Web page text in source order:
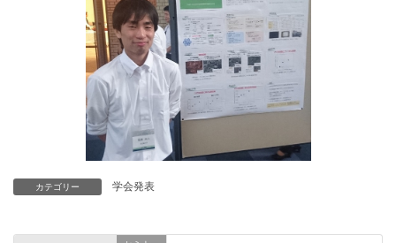
カテゴリー 学会発表